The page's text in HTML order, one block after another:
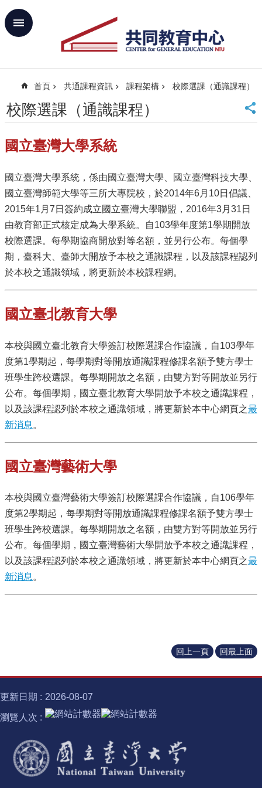
跳到主要內容區塊
進
回
首
頁
大
網
站
導
覽
聯
資
訊
English
關
於
心
學
單
位
共
通
程
訊
通
識
課
資
訊
中
法
規
服
資
源
校
首頁 共通課程資訊 課程架構 校際選課（通識課程）
校際選課（通識課程）
國立臺灣大學系統
國立臺灣大學系統，係由國立臺灣大學、國立臺灣科技大學、
國立臺灣師範大學等三所大專院校，於2014年6月10日倡議、
2015年1月7日簽約成立國立臺灣大學聯盟，2016年3月31日
由教育部正式核定成為大學系統。自103學年度第1學期開放
校際選課。每學期協商開放對等名額，並另行公布。每個學
期，臺科大、臺師大開放予本校之通識課程，以及該課程認列
於本校之通識領域，將更新於本校課程網。
國立臺北教育大學
本校與國立臺北教育大學簽訂校際選課合作協議，自103學年
度第1學期起，每學期對等開放通識課程修課名額予雙方學士
班學生跨校選課。每學期開放之名額， 由雙方對等開放並另行
公布。每個學期，國立臺北教育大學開放予本校之通識課程，
以及該課程認列於本校之通識領域，將更新於本中心網頁之最
新消息 。
國立臺灣藝術大學
本校與國立臺灣藝術大學簽訂校際選課合作協議，自106學年
度第2學期起，每學期對等開放通識課程修課名額予雙方學士
班學生跨校選課。每學期開放之名額，由雙方對等開放並另行
公布。每個學期，國立臺灣藝術大學開放予本校之通識課程，
以及該課程認列於本校之通識領域，將更新於本中心網頁之最
新消息。
回上一頁 回最上面
更新日期 2026-08-07
瀏覽人次